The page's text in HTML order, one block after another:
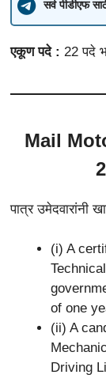
सर्व पीडीएफ
एकूण पदे : 22 पदे
Mail
पात्र उमेदवारांनी
(i) A
of one
(ii) A
Driving